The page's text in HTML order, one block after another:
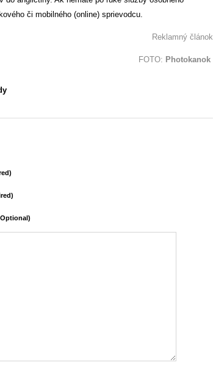
či mobilného (online) sprievodcu.
Reklamný článok
FOTO: Photokanok